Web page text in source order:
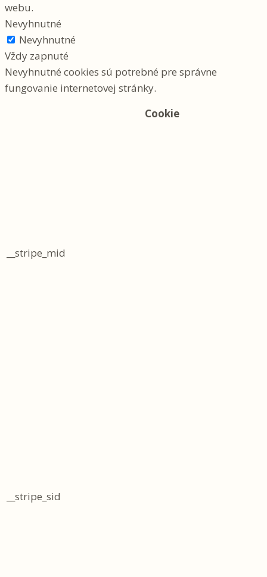
webu.
Nevyhnutné
Nevyhnutné
Vždy zapnuté
Nevyhnutné cookies sú potrebné pre správne
fungovanie internetovej stránky.
Cookie
__stripe_mid
__stripe_sid